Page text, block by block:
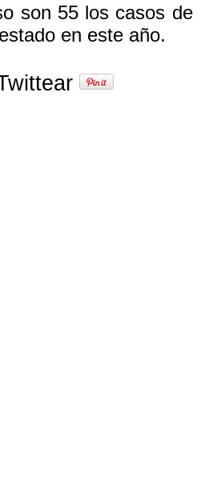
son 55 los casos
en este año.